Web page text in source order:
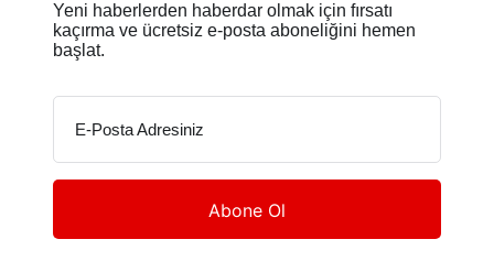
Yeni haberlerden haberdar olmak için fırsatı
kaçırma ve ücretsiz e-posta aboneliğini hemen
başlat.
E-Posta Adresiniz